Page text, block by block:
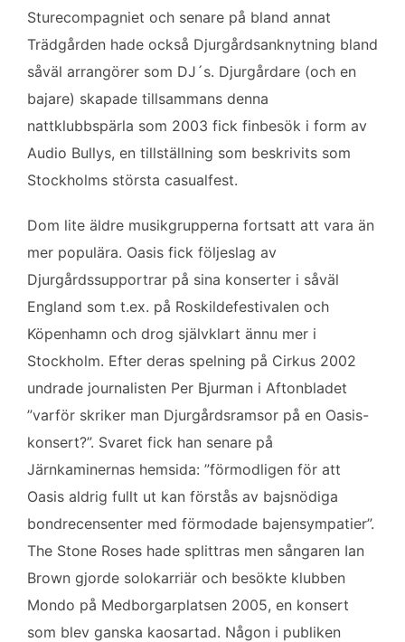
Sturecompagniet och senare på bland annat
Trädgården hade också Djurgårdsanknytning bland
såväl arrangörer som DJ´s. Djurgårdare (och en
bajare) skapade tillsammans denna
nattklubbspärla som 2003 fick finbesök i form av
Audio Bullys, en tillställning som beskrivits som
Stockholms största casualfest.
Dom lite äldre musikgrupperna fortsatt att vara än
mer populära. Oasis fick följeslag av
Djurgårdssupportrar på sina konserter i såväl
England som t.ex. på Roskildefestivalen och
Köpenhamn och drog självklart ännu mer i
Stockholm. Efter deras spelning på Cirkus 2002
undrade journalisten Per Bjurman i Aftonbladet
”varför skriker man Djurgårdsramsor på en Oasis-
konsert?”. Svaret fick han senare på
Järnkaminernas hemsida: ”förmodligen för att
Oasis aldrig fullt ut kan förstås av bajsnödiga
bondrecensenter med förmodade bajensympatier”.
The Stone Roses hade splittras men sångaren Ian
Brown gjorde solokarriär och besökte klubben
Mondo på Medborgarplatsen 2005, en konsert
som blev ganska kaosartad. Någon i publiken